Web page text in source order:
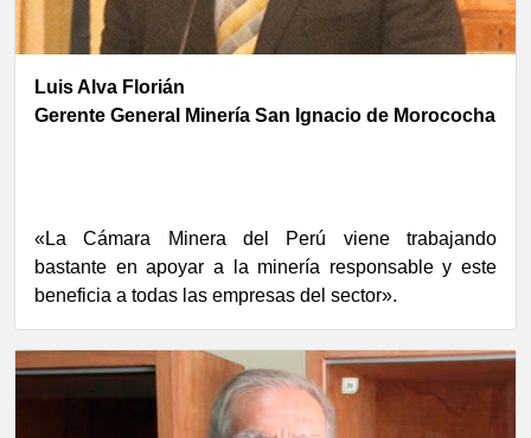
Luis Alva Florián
Gerente General Minería San Ignacio de Morococha
«La Cámara Minera del Perú viene trabajando
bastante en apoyar a la minería responsable y este
beneficia a todas las empresas del sector».